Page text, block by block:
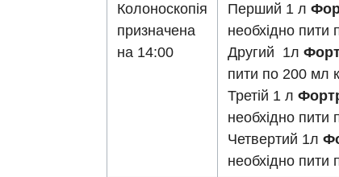
Колоноскопія
призначена
на 14:00
Перший 1 л
необхідно пити
Другий 1л
пити по 200 мл
Третій 1 л
необхідно пити
Четвертий 1л
необхідно пити